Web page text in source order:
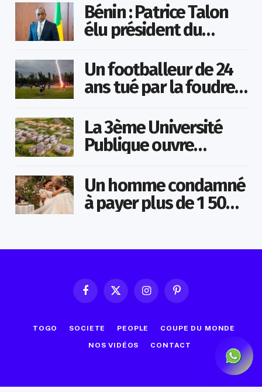
Bénin : Patrice Talon
élu président du
Un footballeur de 24
ans tué par la foudre
La 3ème Université
Publique ouvre
Un homme condamné
à payer plus de 1 500
avoir promis de la
marier
Facebook
X
InstagramPinterest
TOGO SOCIETE PEOPLE COUPE DU MONDE
NOS VIDÉOS CONTACT